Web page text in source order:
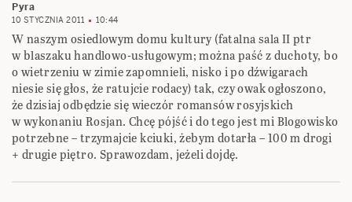
Pyra
10 STYCZNIA 2011 10:44
W naszym osiedlowym domu kultury (fatalna sala II ptr
w blaszaku handlowo-usługowym; można paść z duchoty, bo
o wietrzeniu w zimie zapomnieli, nisko i po dźwigarach
niesie się głos, że ratujcie rodacy) tak, czy owak ogłoszono,
że dzisiaj odbędzie się wieczór romansów rosyjskich
w wykonaniu Rosjan. Chcę pójść i do tego jest mi Blogowisko
potrzebne – trzymajcie kciuki, żebym dotarła – 100 m drogi
+ drugie piętro. Sprawozdam, jeżeli dojdę.